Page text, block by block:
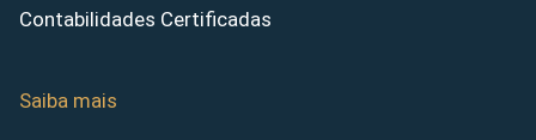
Contabilidades Certificadas
Saiba mais